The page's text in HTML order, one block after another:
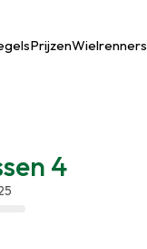
PrijzenWielrenners
4